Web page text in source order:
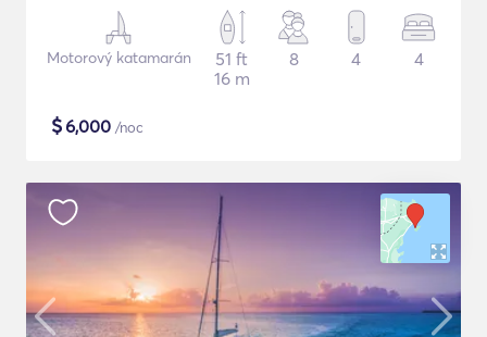
Motorový katamarán
51 ft
16 m
8 4 4
$6,000 /noc